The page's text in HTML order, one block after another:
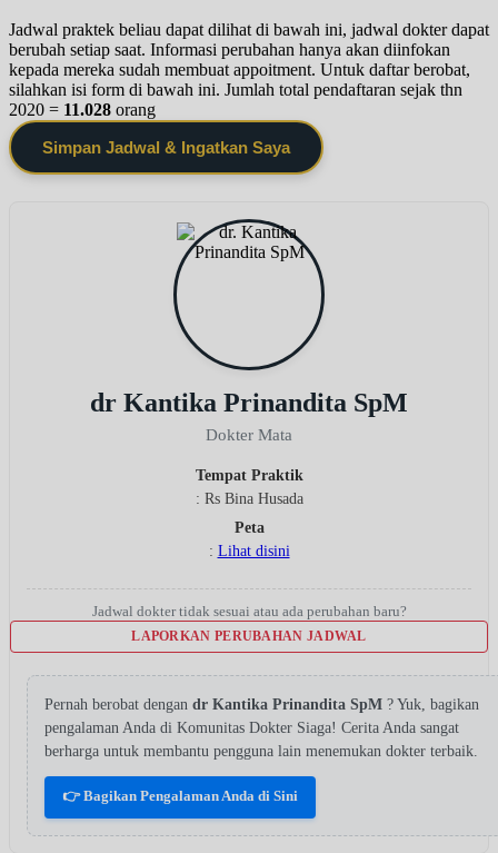
Jadwal praktek beliau dapat dilihat di bawah ini, jadwal dokter dapat
berubah setiap saat. Informasi perubahan hanya akan diinfokan
kepada mereka sudah membuat appoitment. Untuk daftar berobat,
silahkan isi form di bawah ini. Jumlah total pendaftaran sejak thn
2020 = 11.028 orang
Simpan Jadwal & Ingatkan Saya
dr Kantika Prinandita SpM
Dokter Mata
Tempat Praktik
: Rs Bina Husada
Peta
: Lihat disini
Jadwal dokter tidak sesuai atau ada perubahan baru?
LAPORKAN PERUBAHAN JADWAL
Pernah berobat dengan dr Kantika Prinandita SpM ? Yuk, bagikan
pengalaman Anda di Komunitas Dokter Siaga! Cerita Anda sangat
berharga untuk membantu pengguna lain menemukan dokter terbaik.
👉 Bagikan Pengalaman Anda di Sini